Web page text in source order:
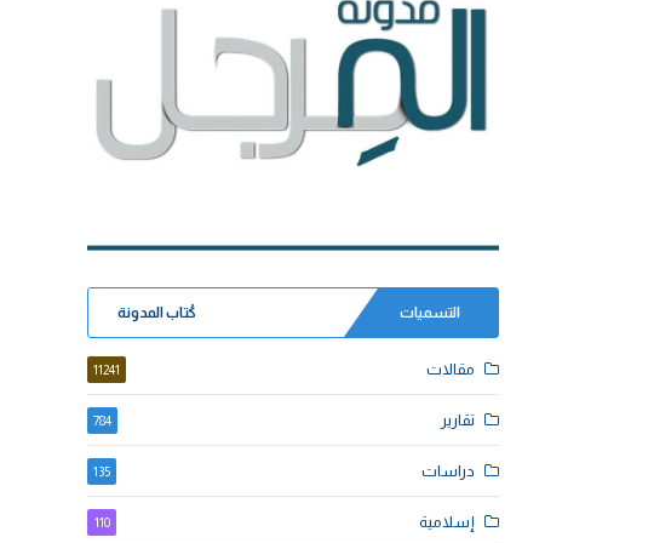
التسميات كُتاب المدونة
مقالات 11241
تقارير 784
دراسات 135
إسلامية 110